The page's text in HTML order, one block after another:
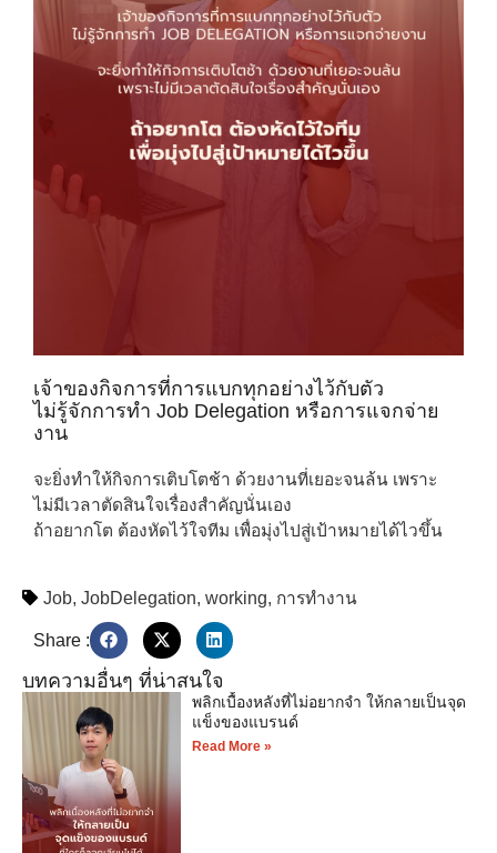
เจ้าของกิจการที่การแบกทุกอย่างไว้กับตัว
ไม่รู้จักการทำ Job Delegation หรือการแจกจ่าย
งาน
จะยิ่งทำให้กิจการเติบโตช้า ด้วยงานที่เยอะจนล้น เพราะ
ไม่มีเวลาตัดสินใจเรื่องสำคัญนั่นเอง
ถ้าอยากโต ต้องหัดไว้ใจทีม เพื่อมุ่งไปสู่เป้าหมายได้ไวขึ้น
Job, JobDelegation, working, การทำงาน
Share :
บทความอื่นๆ ที่น่าสนใจ
พลิกเบื้องหลังที่ไม่อยากจำ ให้กลายเป็นจุด
แข็งของแบรนด์
Read More »